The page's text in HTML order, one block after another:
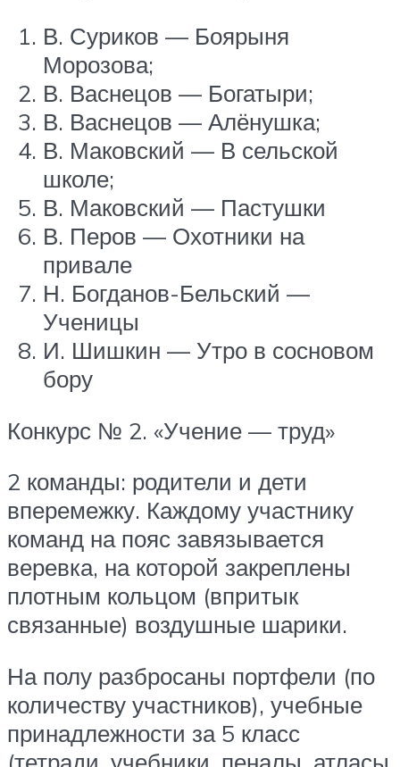
В. Суриков — Боярыня
Морозова;
В. Васнецов — Богатыри;
В. Васнецов — Алёнушка;
В. Маковский — В сельской
школе;
В. Маковский — Пастушки
В. Перов — Охотники на
привале
Н. Богданов-Бельский —
Ученицы
И. Шишкин — Утро в сосновом
бору
Конкурс № 2. «Учение — труд»
2 команды: родители и дети
вперемежку. Каждому участнику
команд на пояс завязывается
веревка, на которой закреплены
плотным кольцом (впритык
связанные) воздушные шарики.
На полу разбросаны портфели (по
количеству участников), учебные
принадлежности за 5 класс